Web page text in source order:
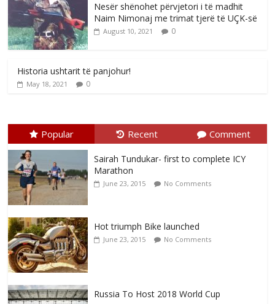
Nesër shënohet përvjetori i të madhit
Naim Nimonaj me trimat tjerë të UÇK-së
August 10, 2021 0
Historia ushtarit të panjohur!
May 18, 2021 0
Popular Recent Comment
Sairah Tundukar- first to complete ICY
Marathon
June 23, 2015 No Comments
Hot triumph Bike launched
June 23, 2015 No Comments
Russia To Host 2018 World Cup